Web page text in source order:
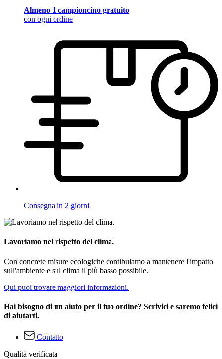
Almeno 1 campioncino gratuito
con ogni ordine
Consegna in 2 giorni
Lavoriamo nel rispetto del clima.
Con concrete misure ecologiche contibuiamo a mantenere l'impatto
sull'ambiente e sul clima il più basso possibile.
Qui puoi trovare maggiori informazioni.
Hai bisogno di un aiuto per il tuo ordine? Scrivici e saremo felici
di aiutarti.
Contatto
Qualità verificata